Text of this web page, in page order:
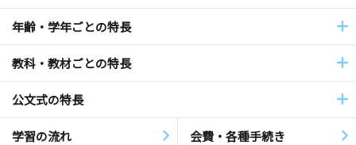
年齢・学年ごとの特長
教科・教材ごとの特長
公文式の特長
学習の流れ 会費・各種手続き